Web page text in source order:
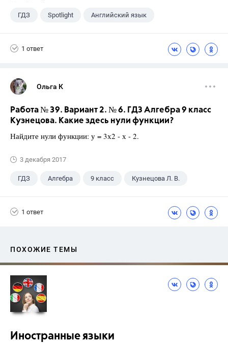
ГДЗ Spotlight Английский язык
1 ответ
Ольга К
Работа № 39. Вариант 2. № 6. ГДЗ Алгебра 9 класс
Кузнецова. Какие здесь нули функции?
Найдите нули функции: у = 3х2 - х - 2.
3 декабря 2017
ГДЗ Алгебра 9 класс Кузнецова Л. В.
1 ответ
ПОХОЖИЕ ТЕМЫ
Иностранные языки